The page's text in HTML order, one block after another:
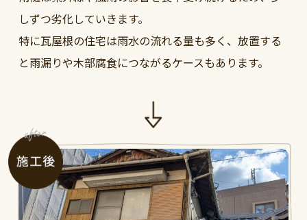
しずつ劣化していきます。
特に瓦屋根の住宅は雨水の流れる量も多く、放置する
と雨漏りや木部腐食につながるケースもあります。